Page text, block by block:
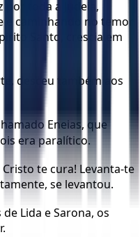
por toda a Judeia,
e caminhando no temor
Santo, crescia em
desceu também aos
Eneias, que
era paralítico.
Cristo te cura! Levanta-te
se levantou.
Lida e Sarona, os